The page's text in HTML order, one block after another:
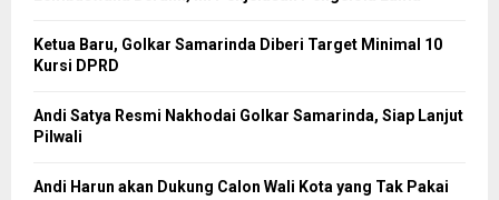
Ketua Baru, Golkar Samarinda Diberi Target Minimal 10
Kursi DPRD
Andi Satya Resmi Nakhodai Golkar Samarinda, Siap Lanjut
Pilwali
Andi Harun akan Dukung Calon Wali Kota yang Tak Pakai